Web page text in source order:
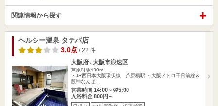
関連情報から探す
ヘルシー温泉 タテバ店
3.0点 / 22 件
大阪府 / 大阪市浪速区
芦原町駅430m
・JR西日本大阪環状線 芦原橋駅 ・大阪メトロ千日前線＆
阪神なんば…
営業時間 14:00～翌5:00
入浴料金 800円～